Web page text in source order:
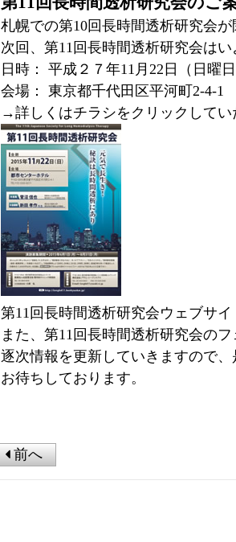
札幌での第10回長時間透析研究会が
次回、第11回長時間透析研究会は
日時： 平成２７年11月22日（日曜日
会場： 東京都千代田区平河町2-4-
→詳しくはチラシをクリックしてい
第11回長時間透析研究会ウェブサ
また、第11回長時間透析研究会のフ
逐次情報を更新していきますので
お待ちしております。
前へ